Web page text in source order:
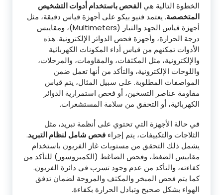
الخطوة التالية هي الفحص باستخدام أدوات التشخيص
المتخصصة. يعتمد فنيو بيكو على أجهزة قياس دقيقة، مثل
أجهزة قياس الجهد والتيار (Multimeters)، ومقاييس
درجة الحرارة، وأجهزة فحص الدوائر الإلكترونية. هذه
الأدوات تمكنهم من قياس أداء المكونات الكهربائية
والإلكترونية، مثل المكثفات، والمقاومات، والمرحلات،
واللوحات الإلكترونية، والتأكد من أنها تعمل ضمن
المواصفات المطلوبة. على سبيل المثال، يتم قياس
مقاومة عناصر التسخين، أو فحص استمرارية الدوائر
الكهربائية، أو التحقق من سلامة المستشعرات.
في حالة الأجهزة التي تحتوي على أنظمة تبريد، مثل
الثلاجات والتكييفات، يتم إجراء فحص شامل لنظام التبريد.
يشمل ذلك التحقق من مستويات غاز الفريون باستخدام
مقاييس الضغط، وفحص الضاغط (الكمبروسور) للتأكد من
كفاءته، والتأكد من عدم وجود تسرب في دائرة الفريون.
كما يتم فحص المبخر والمكثف والمروحة لضمان تدفق
الهواء بشكل صحيح وتبادل الحرارة بكفاءة.